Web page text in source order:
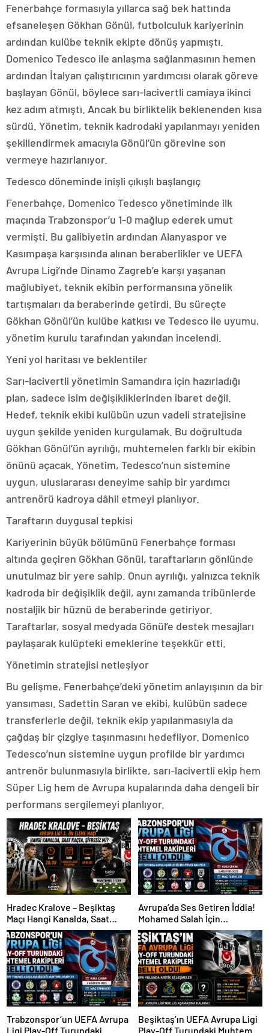
Fenerbahçe formasıyla yıllarca sağ bek hattında
efsaneleşen Gökhan Gönül, futbolculuk kariyerinin
ardından kulübe teknik ekipte dönüş yapmıştı.
Domenico Tedesco ile anlaşma sağlanmasının hemen
ardından İtalyan çalıştırıcının yardımcısı olarak göreve
başlayan Gönül, böylece sarı-lacivertli camiaya ikinci
kez adım atmıştı. Ancak bu birliktelik beklenenden kısa
sürdü. Yönetim, teknik kadrodaki yapılanmayı yeniden
şekillendirmek amacıyla Gönül’ün görevine son
vermeye hazırlanıyor.
Tedesco döneminde inişli çıkışlı başlangıç
Fenerbahçe, Domenico Tedesco yönetiminde ilk
maçında Trabzonspor’u 1-0 mağlup ederek umut
vermişti. Bu galibiyetin ardından Alanyaspor ve
Kasımpaşa karşısında alınan beraberlikler ve UEFA
Avrupa Ligi’nde Dinamo Zagreb’e karşı yaşanan
mağlubiyet, teknik ekibin performansına yönelik
tartışmaları da beraberinde getirdi. Bu süreçte
Gökhan Gönül’ün kulübe katkısı ve Tedesco ile uyumu,
yönetim kurulu tarafından yakından incelendi.
Yeni yol haritası ve beklentiler
Sarı-lacivertli yönetimin Samandıra için hazırladığı
plan, sadece isim değişikliklerinden ibaret değil.
Hedef, teknik ekibi kulübün uzun vadeli stratejisine
uygun şekilde yeniden kurgulamak. Bu doğrultuda
Gökhan Gönül’ün ayrılığı, muhtemelen farklı bir ekibin
önünü açacak. Yönetim, Tedesco’nun sistemine
uygun, uluslararası deneyime sahip bir yardımcı
antrenörü kadroya dâhil etmeyi planlıyor.
Taraftarın duygusal tepkisi
Kariyerinin büyük bölümünü Fenerbahçe forması
altında geçiren Gökhan Gönül, taraftarların gönlünde
unutulmaz bir yere sahip. Onun ayrılığı, yalnızca teknik
kadroda bir değişiklik değil, aynı zamanda tribünlerde
nostaljik bir hüznü de beraberinde getiriyor.
Taraftarlar, sosyal medyada Gönül’e destek mesajları
paylaşarak kulüpteki emeklerine teşekkür etti.
Yönetimin stratejisi netleşiyor
Bu gelişme, Fenerbahçe’deki yönetim anlayışının da bir
yansıması. Sadettin Saran ve ekibi, kulübün sadece
transferlerle değil, teknik ekip yapılanmasıyla da
çağdaş bir çizgiye taşınmasını hedefliyor. Domenico
Tedesco’nun sistemine uygun profilde bir yardımcı
antrenör bulunmasıyla birlikte, sarı-lacivertli ekip hem
Süper Lig hem de Avrupa kupalarında daha dengeli bir
performans sergilemeyi planlıyor.
Hradec Kralove – Beşiktaş
Maçı Hangi Kanalda, Saat
Kaçta, Şifresiz Mi?
Avrupa’da Ses Getiren İddia!
Mohamed Salah İçin
Trabzonspor Sürprizi
Trabzonspor’un UEFA Avrupa
Ligi Play-Off Turundaki
Beşiktaş’ın UEFA Avrupa Ligi
Play-Off Turundaki Muhtemel